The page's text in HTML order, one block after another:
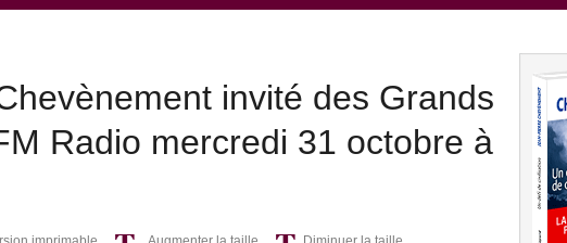
invité des Grands
Radio mercredi 31 octobre à